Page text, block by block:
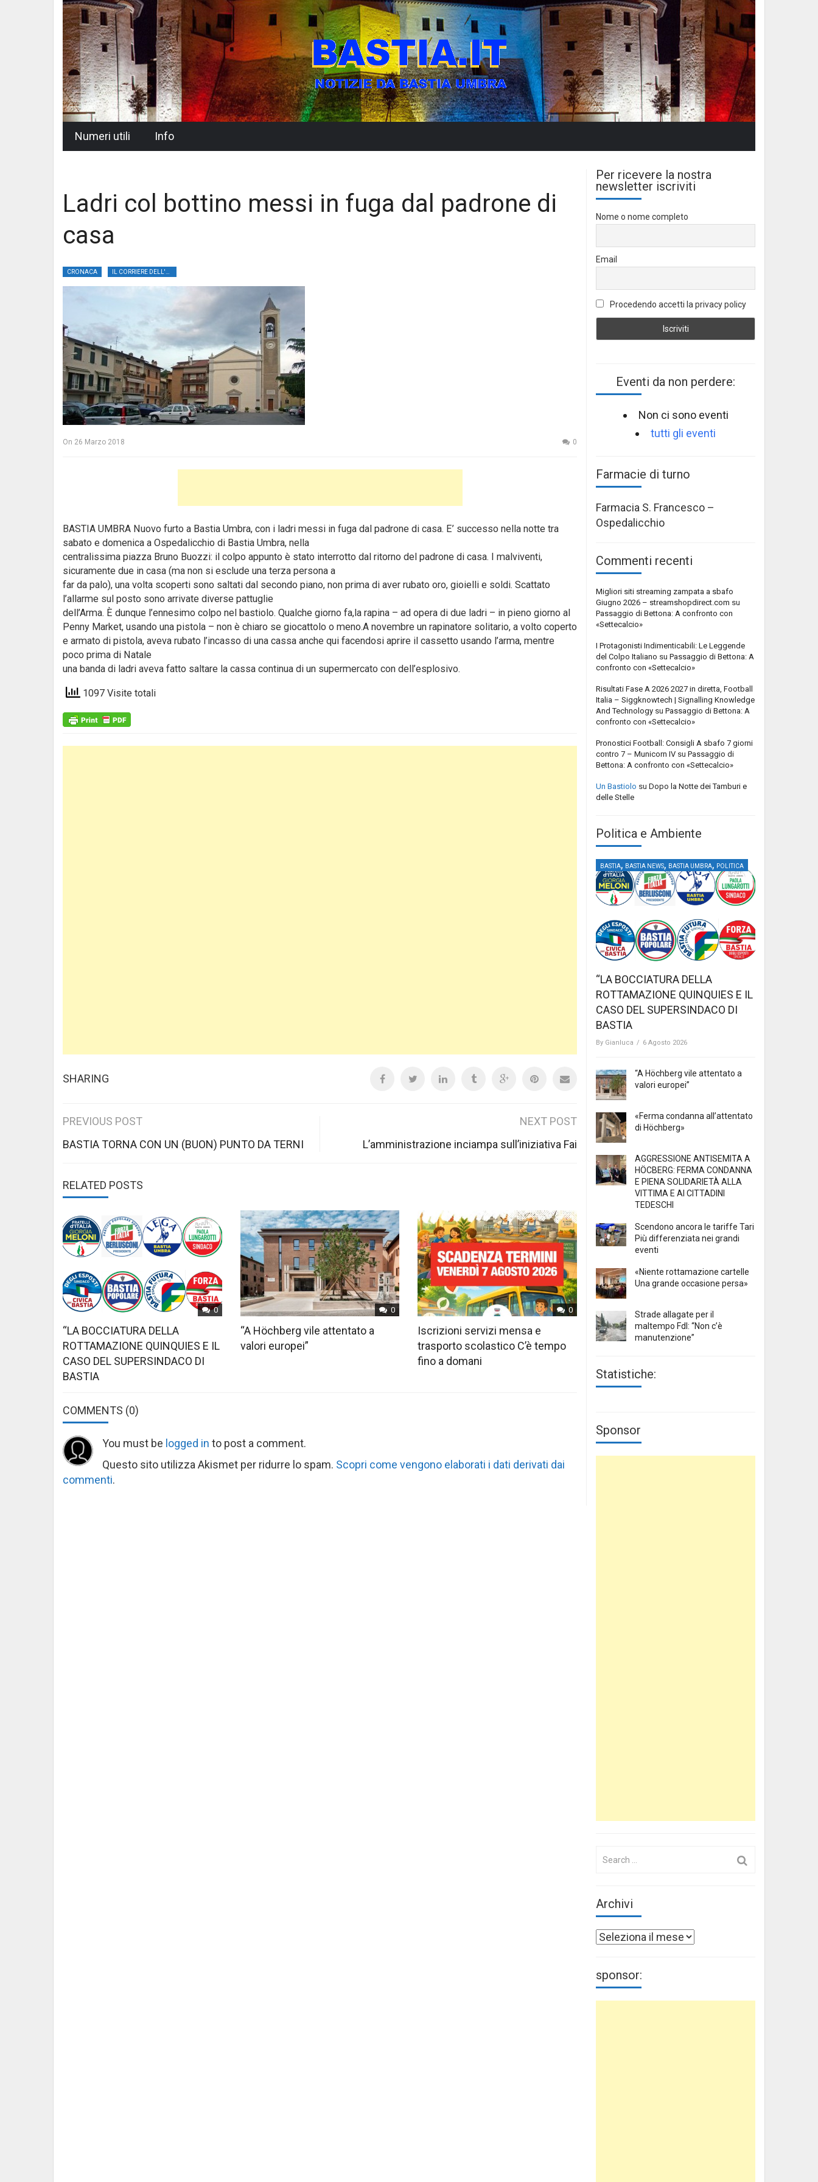
Numeri utili Info
Ladri col bottino messi in fuga dal padrone di
casa
CRONACA
On 26 Marzo 2018 0
BASTIA UMBRA Nuovo furto a Bastia Umbra, con i ladri messi in fuga dal padrone di casa. E’ successo nella notte tra
sabato e domenica a Ospedalicchio di Bastia Umbra, nella
centralissima piazza Bruno Buozzi: il colpo appunto è stato interrotto dal ritorno del padrone di casa. I malviventi,
sicuramente due in casa (ma non si esclude una terza persona a
far da palo), una volta scoperti sono saltati dal secondo piano, non prima di aver rubato oro, gioielli e soldi. Scattato
l’allarme sul posto sono arrivate diverse pattuglie
dell’Arma. È dunque l’ennesimo colpo nel bastiolo. Qualche giorno fa,la rapina – ad opera di due ladri – in pieno giorno al
Penny Market, usando una pistola – non è chiaro se giocattolo o meno.A novembre un rapinatore solitario, a volto coperto
e armato di pistola, aveva rubato l’incasso di una cassa anche qui facendosi aprire il cassetto usando l’arma, mentre
poco prima di Natale
una banda di ladri aveva fatto saltare la cassa continua di un supermercato con dell’esplosivo.
1097 Visite totali
SHARING
Post
navigation
PREVIOUS POST
BASTIA TORNA CON UN (BUON) PUNTO DA TERNI
NEXT POST
L’amministrazione inciampa sull’iniziativa Fai
RELATED POSTS
0
“LA BOCCIATURA DELLA
ROTTAMAZIONE QUINQUIES E IL
CASO DEL SUPERSINDACO DI
BASTIA
0
“A Höchberg vile attentato a
valori europei”
0
Iscrizioni servizi mensa e
trasporto scolastico C’è tempo
fino a domani
COMMENTS (0)
You must be logged in to post a comment.
Questo sito utilizza Akismet per ridurre lo spam. Scopri come vengono elaborati i dati derivati dai
commenti.
Per ricevere la nostra
newsletter iscriviti
Nome o nome completo
Email
Procedendo accetti la privacy policy
Eventi da non perdere:
Non ci sono eventi
tutti gli eventi
Farmacie di turno
Farmacia S. Francesco –
Ospedalicchio
Commenti recenti
Migliori siti streaming zampata a sbafo
Giugno 2026 – streamshopdirect.com su
Passaggio di Bettona: A confronto con
«Settecalcio»
I Protagonisti Indimenticabili: Le Leggende
del Colpo Italiano su Passaggio di Bettona: A
confronto con «Settecalcio»
Risultati Fase A 2026 2027 in diretta, Football
Italia – Siggknowtech | Signalling Knowledge
And Technology su Passaggio di Bettona: A
confronto con «Settecalcio»
Pronostici Football: Consigli A sbafo 7 giorni
contro 7 – Municorn IV su Passaggio di
Bettona: A confronto con «Settecalcio»
Un Bastiolo su Dopo la Notte dei Tamburi e
delle Stelle
Politica e Ambiente
BASTIA, BASTIA NEWS, BASTIA UMBRA, POLITICA
“LA BOCCIATURA DELLA
ROTTAMAZIONE QUINQUIES E IL
CASO DEL SUPERSINDACO DI
BASTIA
By Gianluca / 6 Agosto 2026
“A Höchberg vile attentato a
valori europei”
«Ferma condanna all’attentato
di Höchberg»
AGGRESSIONE ANTISEMITA A
HÖCBERG: FERMA CONDANNA
E PIENA SOLIDARIETÀ ALLA
VITTIMA E AI CITTADINI
TEDESCHI
Scendono ancora le tariffe Tari
Più differenziata nei grandi
eventi
«Niente rottamazione cartelle
Una grande occasione persa»
Strade allagate per il
maltempo FdI: “Non c’è
manutenzione”
Statistiche:
Sponsor
Archivi
Archivi
sponsor: